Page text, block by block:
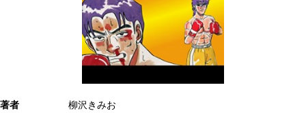
著者 柳沢きみお